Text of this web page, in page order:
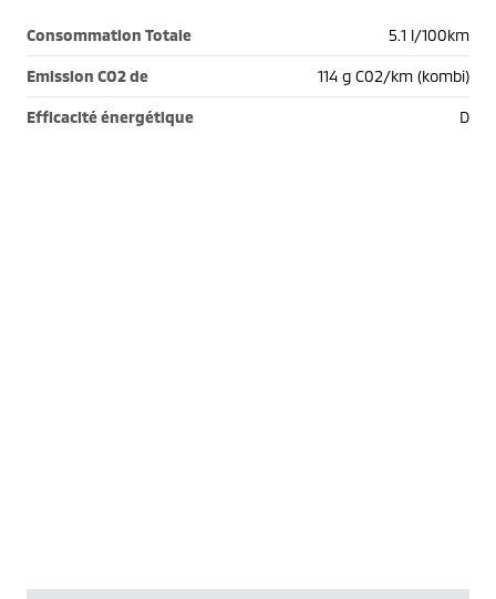
Consommation Totale 5.1 l/100km
Emission CO2 de 114 g C02/km (kombi)
Efficacité énergétique D